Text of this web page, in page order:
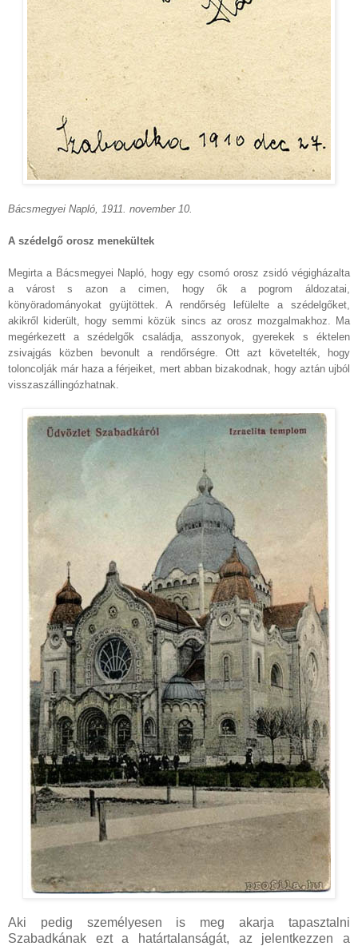
Bácsmegyei Napló, 1911. november 10.
A szédelgő orosz menekültek
Megirta a Bácsmegyei Napló, hogy egy csomó orosz zsidó végigházalta
a várost s azon a cimen, hogy ők a pogrom áldozatai,
könyöradományokat gyüjtöttek. A rendőrség lefülelte a szédelgőket,
akikről kiderült, hogy semmi közük sincs az orosz mozgalmakhoz. Ma
megérkezett a szédelgők családja, asszonyok, gyerekek s éktelen
zsivajgás közben bevonult a rendőrségre. Ott azt követelték, hogy
toloncolják már haza a férjeiket, mert abban bizakodnak, hogy aztán ujból
visszaszállingózhatnak.
Aki pedig személyesen is meg akarja tapasztalni
Szabadkának ezt a határtalanságát, az jelentkezzen a